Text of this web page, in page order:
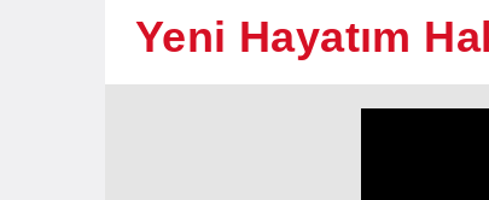
Yeni Hayatım